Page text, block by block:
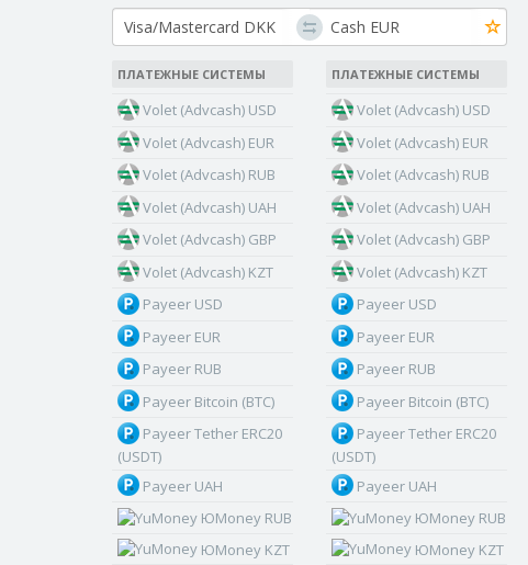
ПЛАТЕЖНЫЕ СИСТЕМЫ
Volet (Advcash) USD
Volet (Advcash) EUR
Volet (Advcash) RUB
Volet (Advcash) UAH
Volet (Advcash) GBP
Volet (Advcash) KZT
Payeer USD
Payeer EUR
Payeer RUB
Payeer Bitcoin (BTC)
Payeer Tether ERC20
(USDT)
Payeer UAH
ЮMoney RUB
ЮMoney KZT
ПЛАТЕЖНЫЕ СИСТЕМЫ
Volet (Advcash) USD
Volet (Advcash) EUR
Volet (Advcash) RUB
Volet (Advcash) UAH
Volet (Advcash) GBP
Volet (Advcash) KZT
Payeer USD
Payeer EUR
Payeer RUB
Payeer Bitcoin (BTC)
Payeer Tether ERC20
(USDT)
Payeer UAH
ЮMoney RUB
ЮMoney KZT